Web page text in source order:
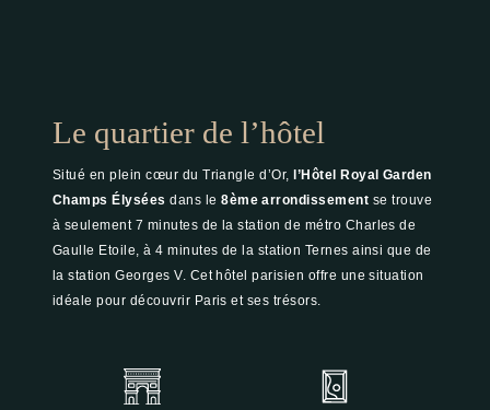
Le quartier de l’hôtel
Situé en plein cœur du Triangle d’Or,l’Hôtel Royal Garden
Champs Élysées dans le8ème arrondissement se trouve
à seulement 7 minutes de la station de métro Charles de
Gaulle Etoile, à 4 minutes de la station Ternes ainsi que de
la station Georges V. Cet hôtel parisien offre une situation
idéale pour découvrir Paris et ses trésors.